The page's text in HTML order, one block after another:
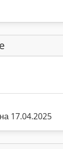
17.04.2025